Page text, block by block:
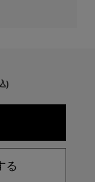
)
る